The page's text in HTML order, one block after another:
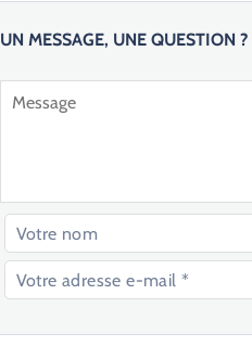
UN MESSAGE, UNE QUESTION ?